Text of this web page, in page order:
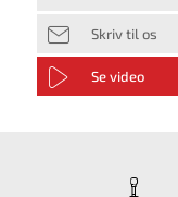
Skriv til os
Se video